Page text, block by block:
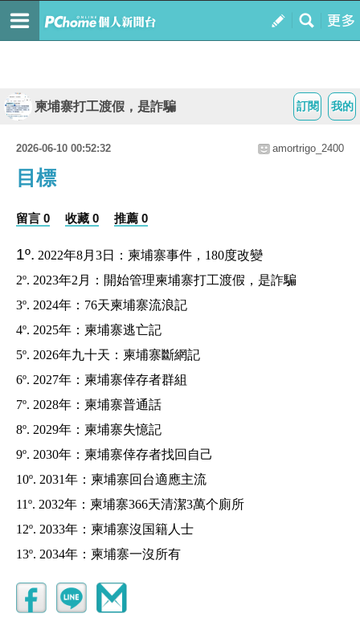
我的
訂閱
柬埔寨打工渡假，是詐騙
2026-06-10 00:52:32 amortrigo_2400
目標
留言 0 收藏 0 推薦 0
1º. 2022年8月3日：柬埔寨事件，180度改變
2º. 2023年2月：開始管理柬埔寨打工渡假，是詐騙
3º. 2024年：76天柬埔寨流浪記
4º. 2025年：柬埔寨逃亡記
5º. 2026年九十天：柬埔寨斷網記
6º. 2027年：柬埔寨倖存者群組
7º. 2028年：柬埔寨普通話
8º. 2029年：柬埔寨失憶記
9º. 2030年：柬埔寨倖存者找回自己
10º. 2031年：柬埔寨回台適應主流
11º. 2032年：柬埔寨366天清潔3萬个廁所
12º. 2033年：柬埔寨沒国籍人士
13º. 2034年：柬埔寨一沒所有